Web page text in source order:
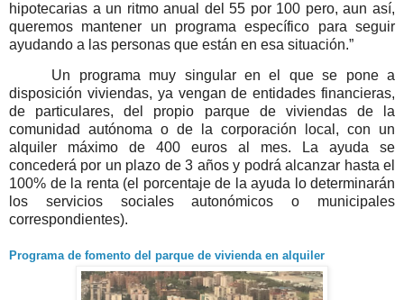
hipotecarias a un ritmo anual del 55 por 100 pero, aun así,
queremos mantener un programa específico para seguir
ayudando a las personas que están en esa situación.”
Un programa muy singular en el que se pone a
disposición viviendas, ya vengan de entidades financieras,
de particulares, del propio parque de viviendas de la
comunidad autónoma o de la corporación local, con un
alquiler máximo de 400 euros al mes. La ayuda se
concederá por un plazo de 3 años y podrá alcanzar hasta el
100% de la renta (el porcentaje de la ayuda lo determinarán
los servicios sociales autonómicos o municipales
correspondientes).
Programa de fomento del parque de vivienda en alquiler